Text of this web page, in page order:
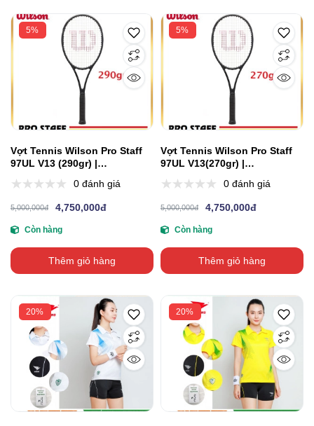
5%
Vợt Tennis Wilson Pro Staff
97UL V13 (290gr) |
0 đánh giá
5,000,000đ 4,750,000đ
Còn hàng
Thêm giỏ hàng
5%
Vợt Tennis Wilson Pro Staff
97UL V13(270gr) |
0 đánh giá
5,000,000đ 4,750,000đ
Còn hàng
Thêm giỏ hàng
20% 20%